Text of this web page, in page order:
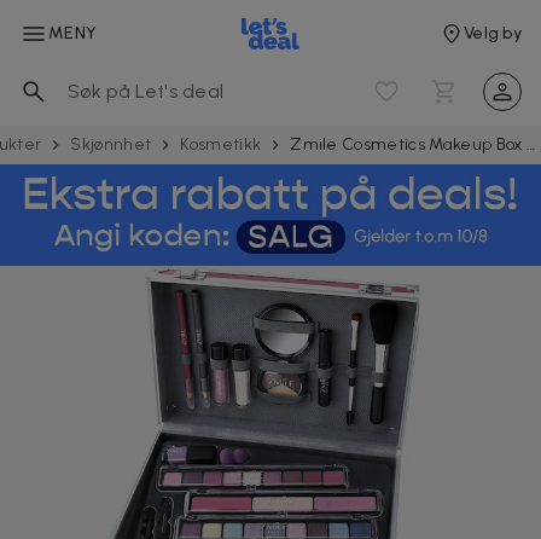
MENY Velg by
Skjønnhet Kosmetikk Zmile Cosmetics Makeup Box Merry Berry